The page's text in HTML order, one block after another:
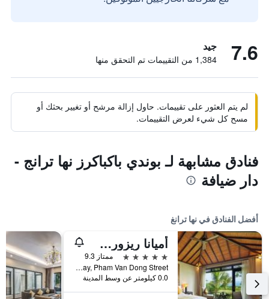
7.6 جيد
1,384 من التقييمات تم التحقق منها
لم يتم العثور على تقييمات. حاول إزالة مرشح أو تغيير بحثك أو
مسح كل شيء لعرض التقييمات.
فنادق مشابهة لـ بوندي باكباكرز نها ترانج -
دار ضيافة
أفضل الفنادق في نها ترانغ
أميانا ريزورت نها ترانج
5 نجوم
ممتاز 9.3
Nha Trang Bay, Pham Van Dong Street, نها ترانغ, فيتنام
0.0 كيلومتر عن وسط المدينة